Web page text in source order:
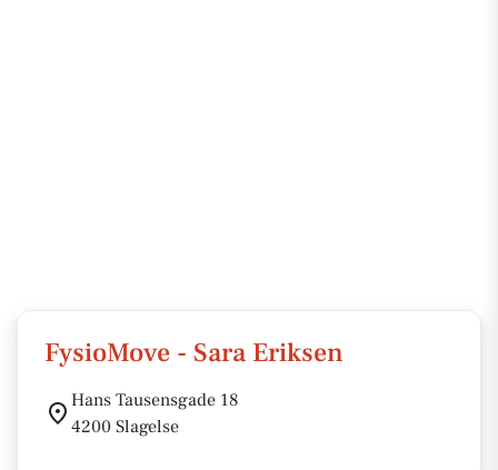
FysioMove - Sara Eriksen
Hans Tausensgade 18
4200 Slagelse